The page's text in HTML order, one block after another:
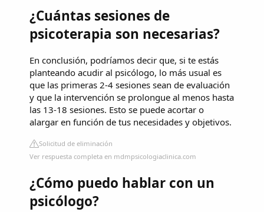
¿Cuántas sesiones de
psicoterapia son necesarias?
En conclusión, podríamos decir que, si te estás
planteando acudir al psicólogo, lo más usual es
que las primeras 2-4 sesiones sean de evaluación
y que la intervención se prolongue al menos hasta
las 13-18 sesiones. Esto se puede acortar o
alargar en función de tus necesidades y objetivos.
Solicitud de eliminación
Ver respuesta completa en mdmpsicologiaclinica.com
¿Cómo puedo hablar con un
psicólogo?